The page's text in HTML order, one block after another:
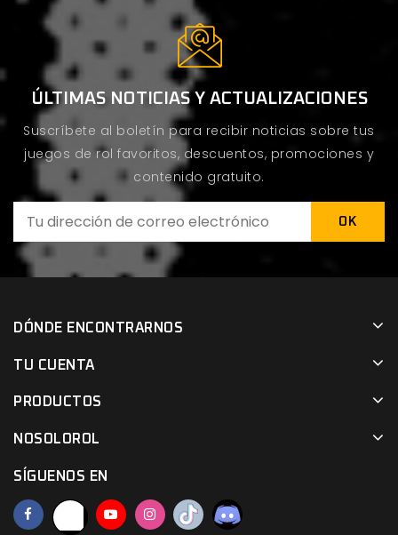
ÚLTIMAS NOTICIAS Y ACTUALIZACIONES
Suscríbete al boletín para recibir noticias sobre tus
juegos de rol favoritos, descuentos, promociones y
contenido gratuito.
DÓNDE ENCONTRARNOS
TU CUENTA
PRODUCTOS
NOSOLOROL
SÍGUENOS EN